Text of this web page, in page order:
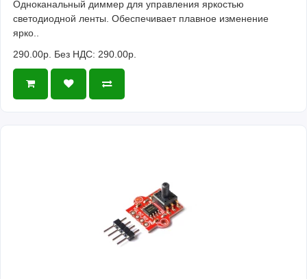
Одноканальный диммер для управления яркостью
светодиодной ленты. Обеспечивает плавное изменение
ярко..
290.00р. Без НДС: 290.00р.